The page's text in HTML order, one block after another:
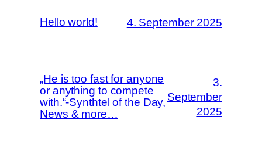
Hello world! 4. September 2025
„He is too fast for anyone
or anything to compete
with.“-Synthtel of the Day,
News & more…
3.
September
2025